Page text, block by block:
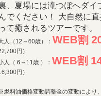
、夏場には滝つぼへダイ
でください！ 大自然に
て癒されるツアーです。
人（12～60歳）： WEB割
円）
人（ 6～11歳 ）： WEB割
円）
燃料油価格変動調整金の変動により